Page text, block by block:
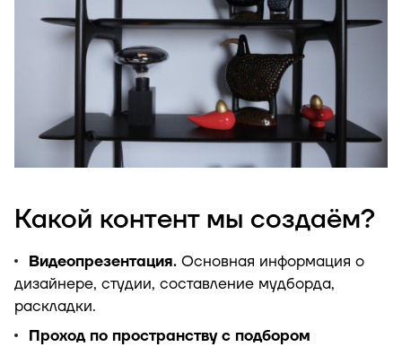
Какой контент мы создаём?
Видеопрезентация. Основная информация о
дизайнере, студии, составление мудборда,
раскладки.
Проход по пространству с подбором